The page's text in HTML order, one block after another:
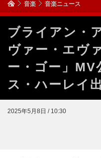
音楽 音楽ニュース
ブライアン・
ヴァー・エヴ
ー・ゴー」
ス・ハーレイ
2025年5月8日 / 10:30